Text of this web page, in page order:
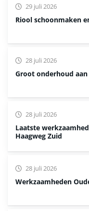
Riool schoonmaken
29 juli 2026
Groot onderhoud
28 juli 2026
Laatste
Haagweg Zuid
28 juli 2026
Werkzaamheden
28 juli 2026